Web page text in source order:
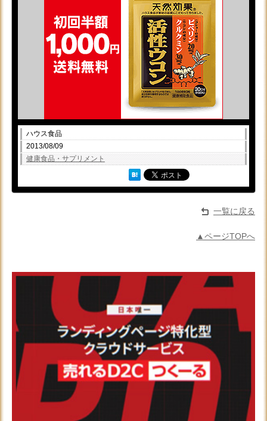
ハウス食品
2013/08/09
健康食品・サプリメント
一覧に戻る
▲ページTOPへ